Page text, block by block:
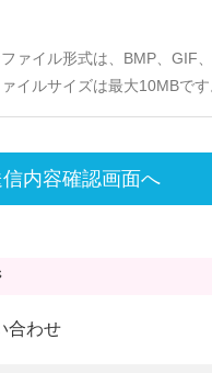
ァイル形式は、BMP、GIF、
イルサイズは最大10MBです
内容確認画面へ
合わせ